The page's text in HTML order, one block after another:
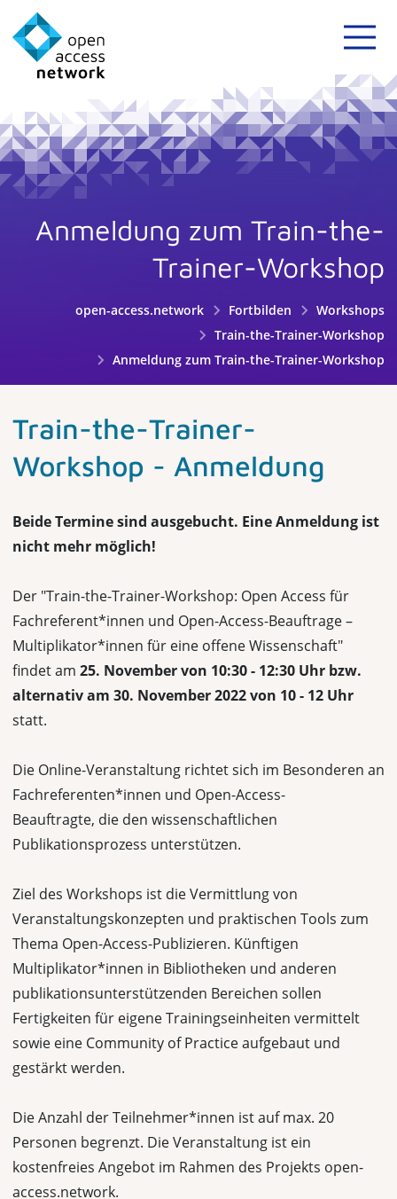
Anmeldung zum Train-the-
Trainer-Workshop
open-access.network Fortbilden
Workshops
Train-the-Trainer-Workshop
Anmeldung zum Train-the-Trainer-Workshop
Train-the-Trainer-
Workshop - Anmeldung
Beide Termine sind ausgebucht. Eine Anmeldung ist
nicht mehr möglich!
Der "Train-the-Trainer-Workshop: Open Access für
Fachreferent*innen und Open-Access-Beauftrage –
Multiplikator*innen für eine offene Wissenschaft"
findet am 25. November von 10:30 - 12:30 Uhr bzw.
alternativ am 30. November 2022 von 10 - 12 Uhr
statt.
Die Online-Veranstaltung richtet sich im Besonderen an
Fachreferenten*innen und Open-Access-
Beauftragte, die den wissenschaftlichen
Publikationsprozess unterstützen.
Ziel des Workshops ist die Vermittlung von
Veranstaltungskonzepten und praktischen Tools zum
Thema Open-Access-Publizieren. Künftigen
Multiplikator*innen in Bibliotheken und anderen
publikationsunterstützenden Bereichen sollen
Fertigkeiten für eigene Trainingseinheiten vermittelt
sowie eine Community of Practice aufgebaut und
gestärkt werden.
Die Anzahl der Teilnehmer*innen ist auf max. 20
Personen begrenzt. Die Veranstaltung ist ein
kostenfreies Angebot im Rahmen des Projekts open-
access.network.